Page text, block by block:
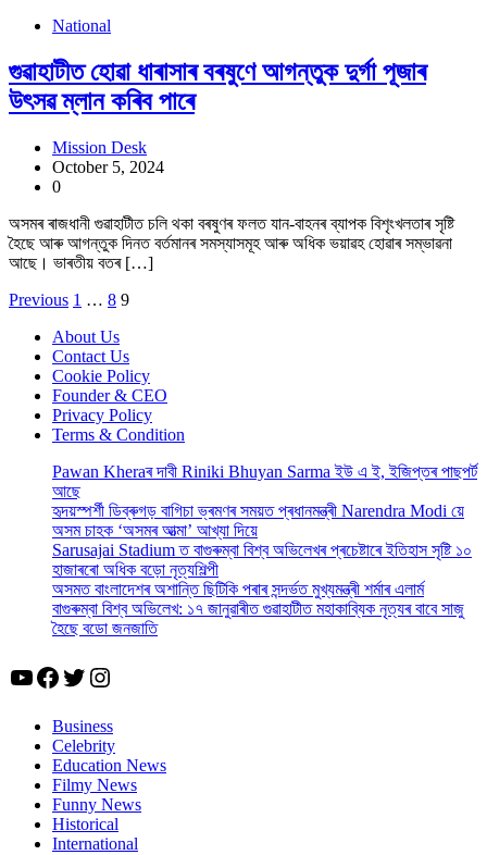
National
গুৱাহাটীত হোৱা ধাৰাসাৰ বৰষুণে আগন্তুক দুৰ্গা পূজাৰ
উৎসৱ ম্লান কৰিব পাৰে
Mission Desk
October 5, 2024
0
অসমৰ ৰাজধানী গুৱাহাটীত চলি থকা বৰষুণৰ ফলত যান-বাহনৰ ব্যাপক বিশৃংখলতাৰ সৃষ্টি
হৈছে আৰু আগন্তুক দিনত বৰ্তমানৰ সমস্যাসমূহ আৰু অধিক ভয়াৱহ হোৱাৰ সম্ভাৱনা
আছে। ভাৰতীয় বতৰ […]
Posts
pagination
Previous 1 … 8 9
About Us
Contact Us
Cookie Policy
Founder & CEO
Privacy Policy
Terms & Condition
Pawan Kheraৰ দাবী Riniki Bhuyan Sarma ইউ এ ই, ইজিপ্তৰ পাছপৰ্ট
আছে
হৃদয়স্পৰ্শী ডিব্ৰুগড় বাগিচা ভ্ৰমণৰ সময়ত প্ৰধানমন্ত্ৰী Narendra Modi য়ে
অসম চাহক ‘অসমৰ আত্মা’ আখ্যা দিয়ে
Sarusajai Stadium ত বাগুৰুম্বা বিশ্ব অভিলেখৰ প্ৰচেষ্টাৰে ইতিহাস সৃষ্টি ১০
হাজাৰৰো অধিক বড়ো নৃত্যশিল্পী
অসমত বাংলাদেশৰ অশান্তি ছিটিকি পৰাৰ সন্দৰ্ভত মুখ্যমন্ত্ৰী শৰ্মাৰ এলাৰ্ম
বাগুৰুম্বা বিশ্ব অভিলেখ: ১৭ জানুৱাৰীত গুৱাহাটীত মহাকাব্যিক নৃত্যৰ বাবে সাজু
হৈছে বডো জনজাতি
YouTube
Facebook
Twitter
Instagram
Business
Celebrity
Education News
Filmy News
Funny News
Historical
International